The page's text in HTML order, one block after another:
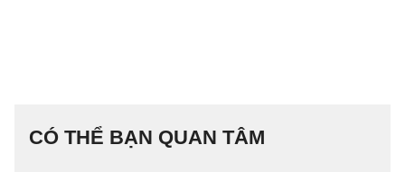
CÓ THỂ BẠN QUAN TÂM